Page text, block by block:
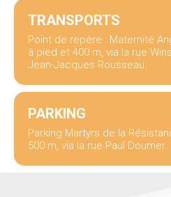
TRANSPORTS
Point de repère : Maternité
à pied et 400 m, via la rue
Jean-Jacques Rousseau.
PARKING
Parking Martyrs de la
500 m, via la rue Paul Doumer.